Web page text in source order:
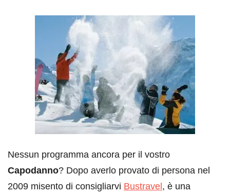
Nessun programma ancora per il vostro
Capodanno? Dopo averlo provato di persona nel
2009 misento di consigliarvi Bustravel, è una